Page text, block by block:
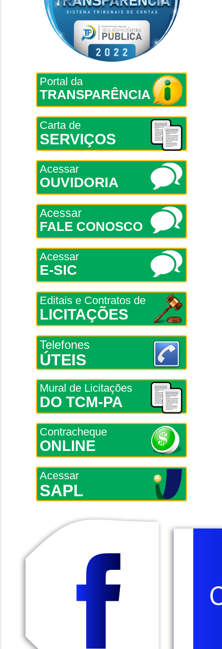
Portal da
TRANSPARÊNCIA
Carta de
SERVIÇOS
Acessar
OUVIDORIA
Acessar
FALE CONOSCO
Acessar
E-SIC
Editais e Contratos de
LICITAÇÕES
Telefones
ÚTEIS
Mural de Licitações
DO TCM-PA
Contracheque
ONLINE
Acessar
SAPL